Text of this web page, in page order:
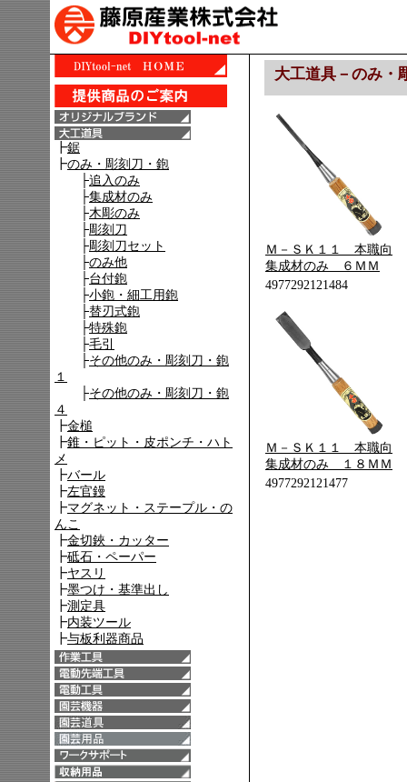
大工道具－のみ
Ｍ－ＳＫ１１ 本職向
集成材のみ ６ＭＭ
4977292121484
Ｍ－ＳＫ１１ 本職向
集成材のみ １８ＭＭ
4977292121477